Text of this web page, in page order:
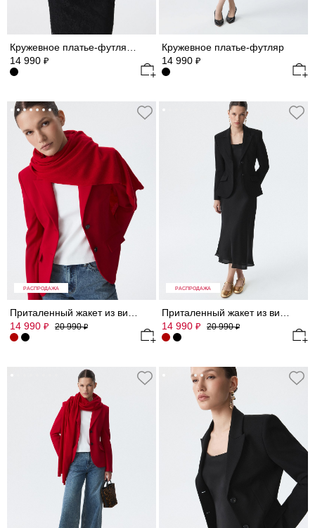
14 990 ₽
Кружевное платье-футляр
14 990 ₽
РАСПРОДАЖА
14 990 ₽ 20 990₽
РАСПРОДАЖА
14 990 ₽ 20 990₽